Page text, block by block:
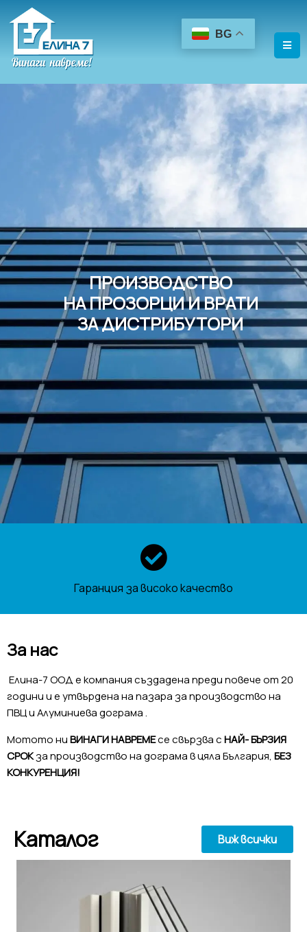
BG
ПРОИЗВОДСТВО
НА ПРОЗОРЦИ И ВРАТИ
ЗА ДИСТРИБУТОРИ
Гаранция за високо качество
За нас
Елина-7 ООД е компания създадена преди повече от 20
години и е утвърдена на пазара за производство на
ПВЦ и Алуминиева дограма .
Мотото ниВИНАГИ НАВРЕМЕсе свързва сНАЙ- БЪРЗИЯ
СРОКза производство на дограма в цяла България, БЕЗ
КОНКУРЕНЦИЯ!
Каталог Виж всички